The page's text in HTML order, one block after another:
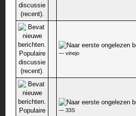
—vinejo
0 stem - 0 van 5 gemiddeld
—33S
0 stem - 0 van 5 gemiddeld